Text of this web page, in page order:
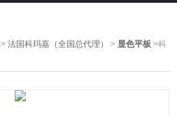
>法国科玛嘉（全国总代理） > 显色平板 >科